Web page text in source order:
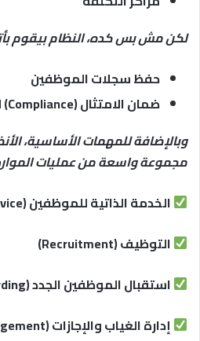
لكن مش بس كده، النظام بيقوم
حفظ سجلات الموظفين
ضمان الامتثال (Compliance) للسياسات والقوانين
وبالإضافة للمهمات الأساسية،
مجموعة واسعة من عمليات
الخدمة الذاتية للموظفين (HR Self-service)
التوظيف (Recruitment)
استقبال الموظفين الجدد (Onboarding)
إدارة الغياب والإجازات (Absence Management)